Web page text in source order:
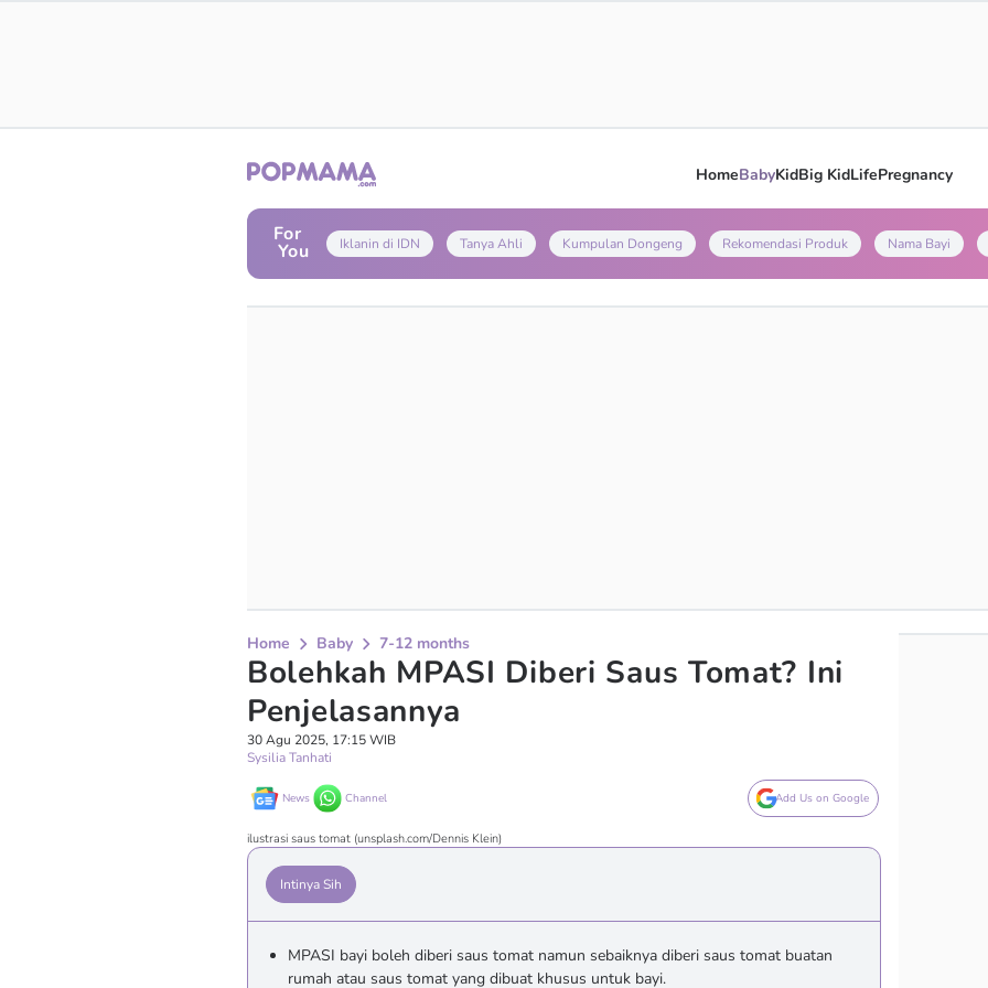
HomeBabyKidBig KidLifePregnancy
For
You Iklanin di IDN Tanya Ahli Kumpulan Dongeng Rekomendasi Produk Nama Bayi
Home Baby 7-12 months
Bolehkah MPASI Diberi Saus Tomat? Ini
Penjelasannya
30 Agu 2025, 17:15 WIB
Sysilia Tanhati
News Channel Add Us on Google
ilustrasi saus tomat (unsplash.com/Dennis Klein)
Intinya Sih
MPASI bayi boleh diberi saus tomat namun sebaiknya diberi saus tomat buatan
rumah atau saus tomat yang dibuat khusus untuk bayi.